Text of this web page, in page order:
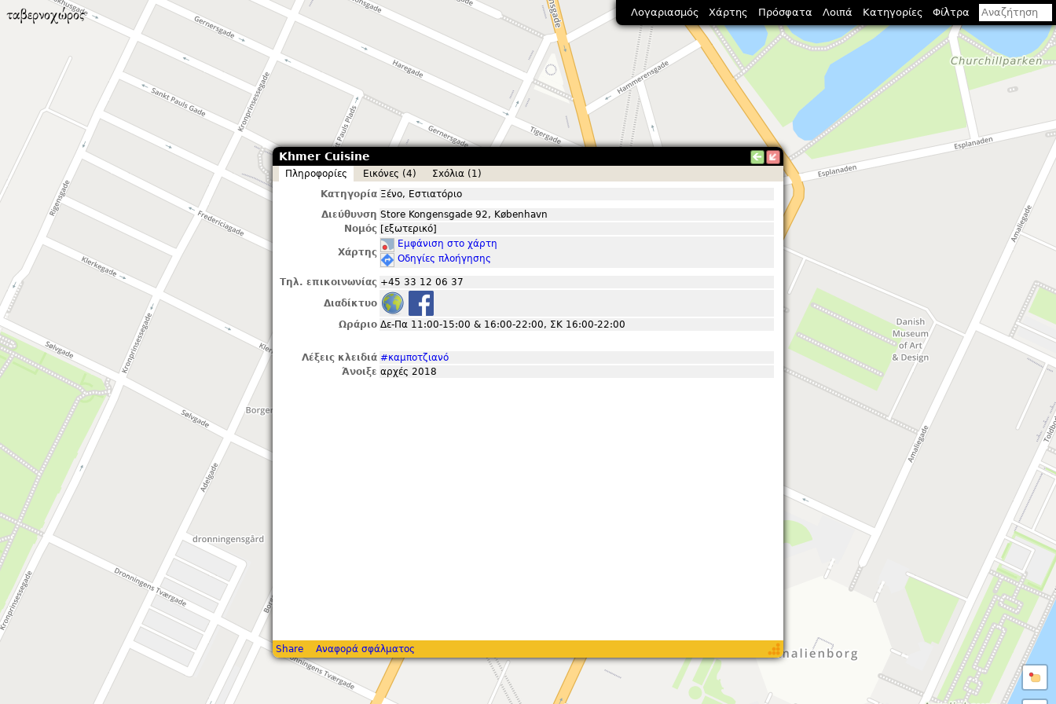
Khmer Cuisine
Πληροφορίες Εικόνες (4)
Σxόλια (1)
Κατηγορία Ξένο, Εστιατόριο
Διεύθυνση Store Kongensgade 92, København
Νομός [εξωτερικό]
Χάρτης
Εμφάνιση στο χάρτη
Οδηγίες πλοήγησης
Τηλ. επικοινωνίας +45 33 12 06 37
Διαδίκτυο
Ωράριο Δε-Πα 11:00-15:00 & 16:00-22:00, ΣΚ 16:00-22:00
Λέξεις κλειδιά #καμποτζιανό
Άνοιξε αρχές 2018
Share Αναφορά σφάλματος
Λογαριασμός Χάρτης Πρόσφατα Λοιπά Κατηγορίες Φίλτρα